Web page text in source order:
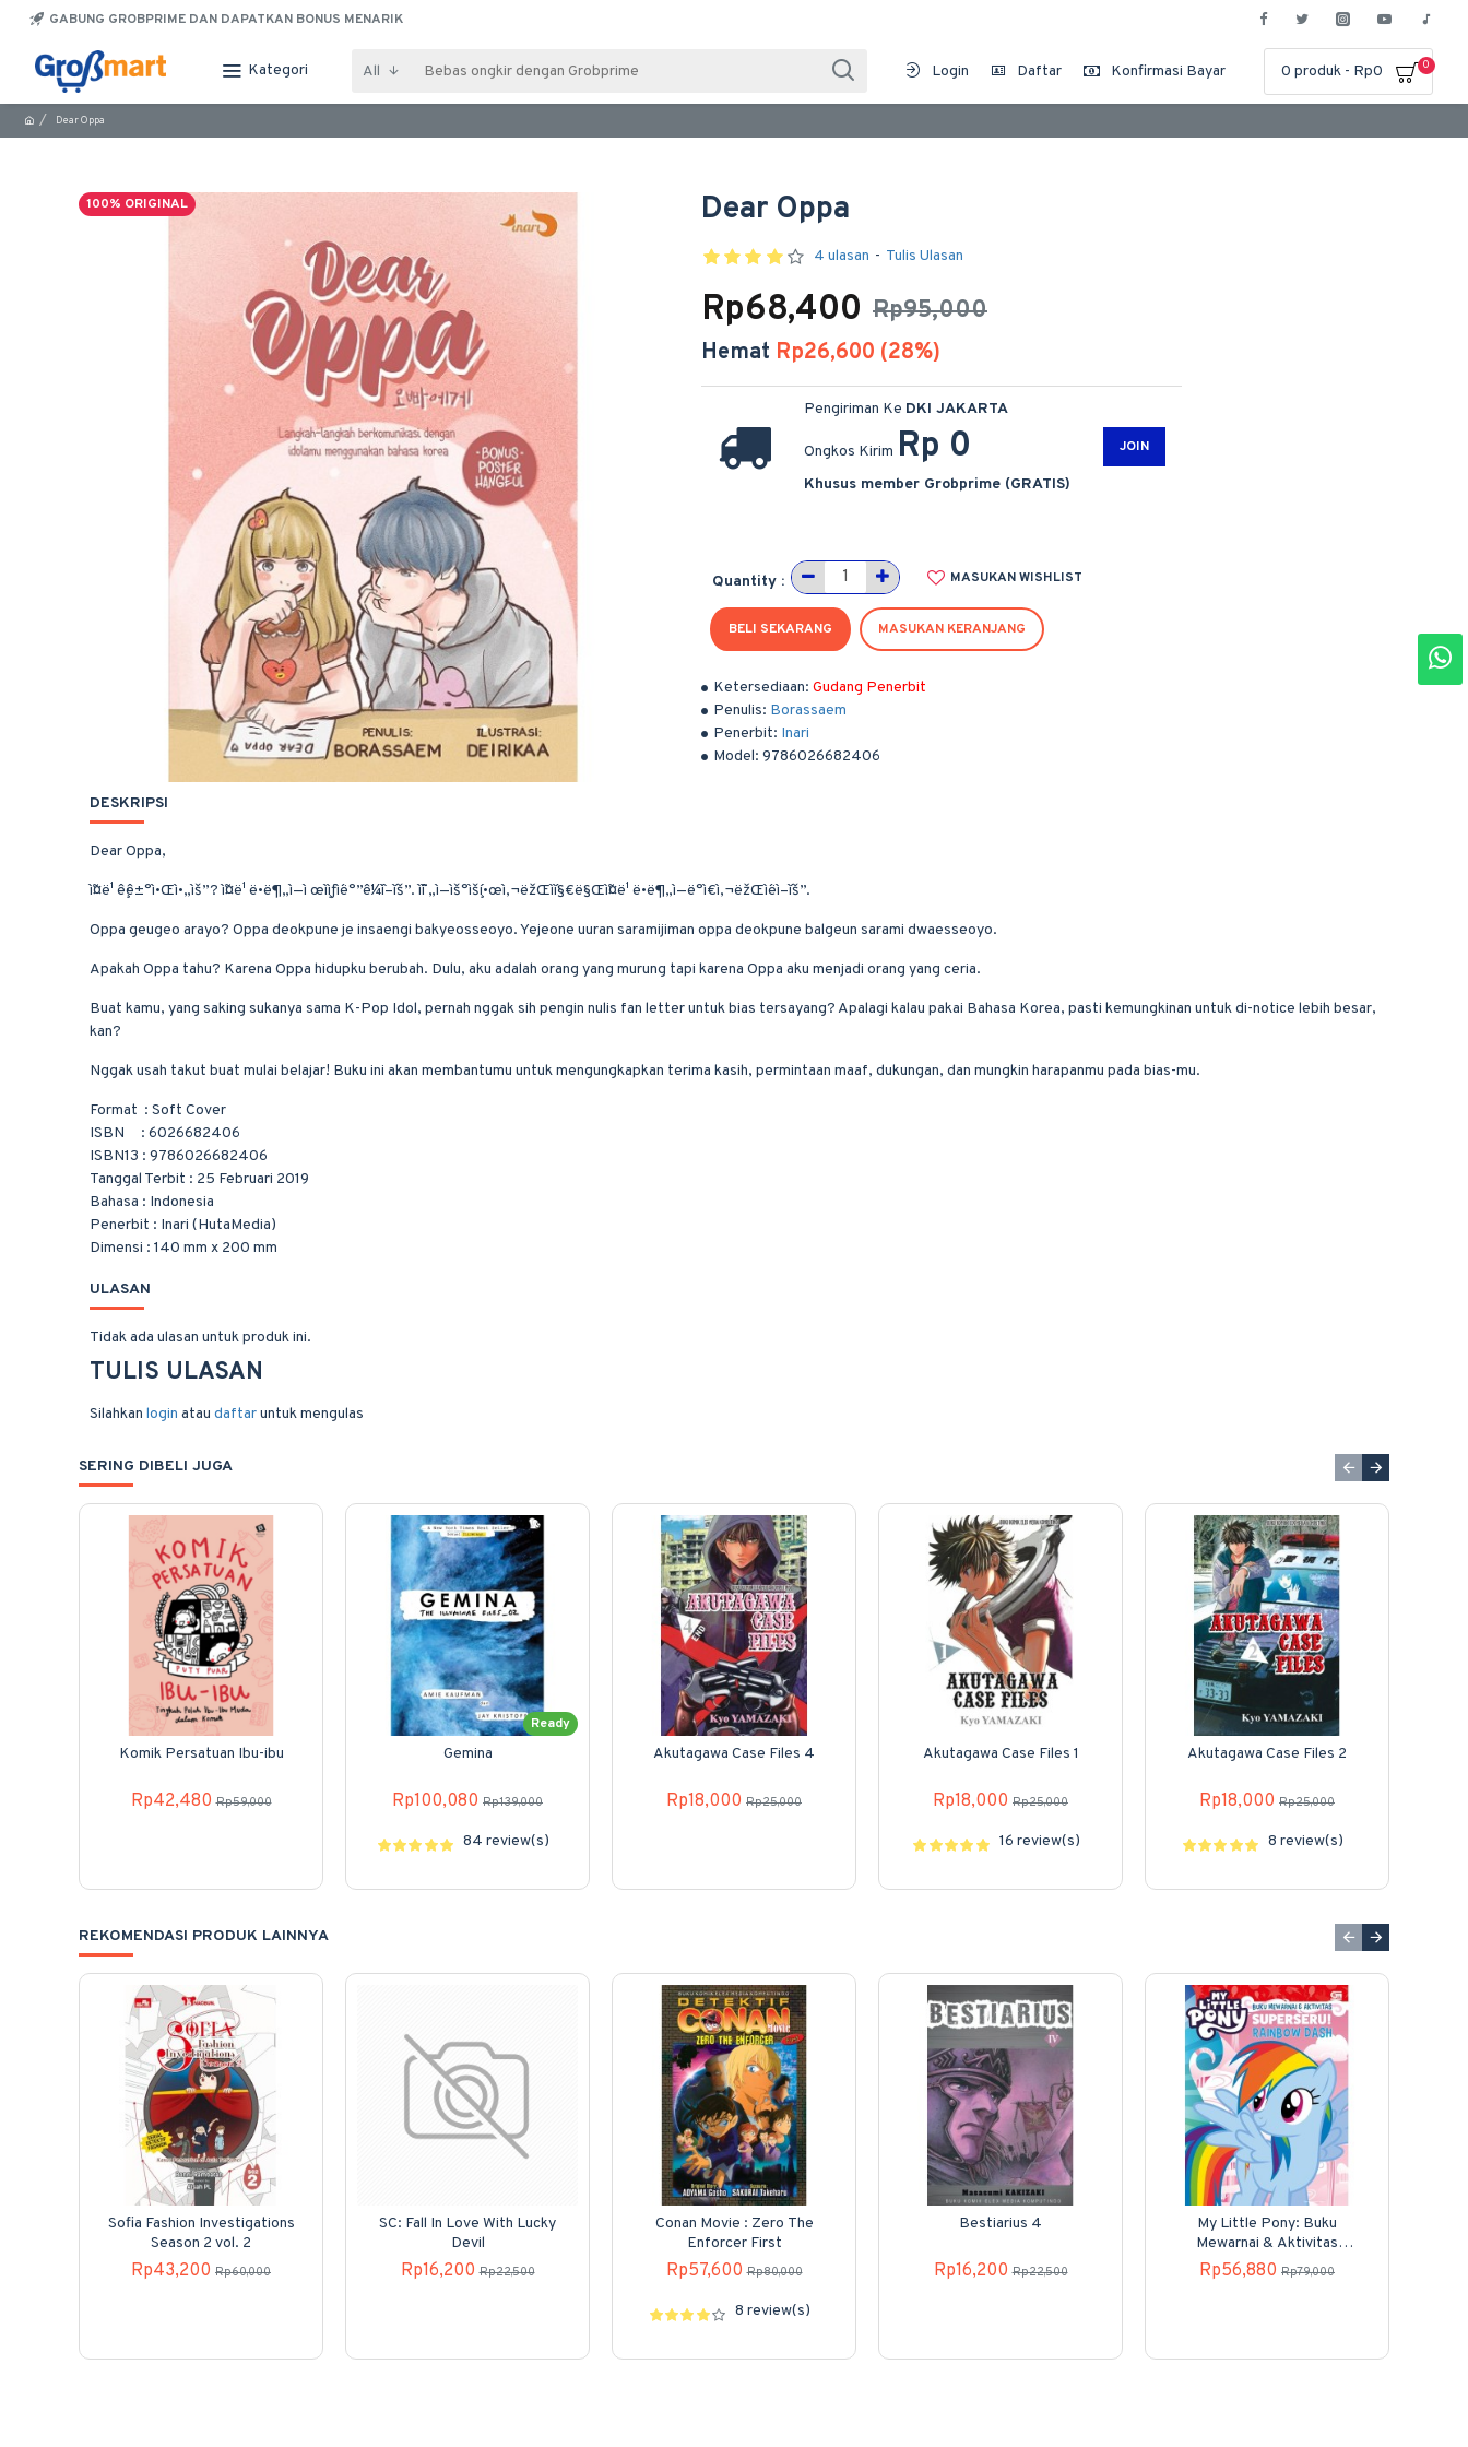
GABUNG GROBPRIME DAN DAPATKAN BONUS MENARIK
Kategori All Login Daftar Konfirmasi Bayar 0 produk - Rp0 0
Dear Oppa
100% ORIGINAL Dear Oppa
Ketersediaan: Gudang Penerbit
Penulis: Borassaem
Penerbit: Inari
Model: 9786026682406
4 ulasan - Tulis Ulasan
Rp95,000
Rp68,400
Hemat Rp26,600 (28%)
Pengiriman Ke DKI JAKARTA
Ongkos Kirim Rp 0
Khusus member Grobprime (GRATIS)
JOIN
Quantity : MASUKAN WISHLIST
BELI SEKARANG MASUKAN KERANJANG
DESKRIPSI
Dear Oppa,
ì˜¤ë¹ ê·¸ê±°ì•Œì•„ìš”? ì˜¤ë¹ ë•ë¶„ì—ì œì¸ìƒì´ë°”ê¼ˆì–´ìš”. ì˜ˆì „ì—ìš°ìš¸í•œì‚¬ëžŒì´ì§€ë§Œì˜¤ë¹ ë•ë¶„ì—ë°ì€ì‚¬ëžŒì´ëì–´ìš”.
Oppa geugeo arayo? Oppa deokpune je insaengi bakyeosseoyo. Yejeone uuran saramijiman oppa deokpune balgeun sarami dwaesseoyo.
Apakah Oppa tahu? Karena Oppa hidupku berubah. Dulu, aku adalah orang yang murung tapi karena Oppa aku menjadi orang yang ceria.
Buat kamu, yang saking sukanya sama K-Pop Idol, pernah nggak sih pengin nulis fan letter untuk bias tersayang? Apalagi kalau pakai Bahasa Korea, pasti kemungkinan untuk di-notice lebih besar,
kan?
Nggak usah takut buat mulai belajar! Buku ini akan membantumu untuk mengungkapkan terima kasih, permintaan maaf, dukungan, dan mungkin harapanmu pada bias-mu.
Format : Soft Cover
ISBN
: 6026682406
ISBN13 : 9786026682406
Tanggal Terbit : 25 Februari 2019
Bahasa : Indonesia
Penerbit : Inari (HutaMedia)
Dimensi : 140 mm x 200 mm
ULASAN
Tidak ada ulasan untuk produk ini.
TULIS ULASAN
Silahkan login atau daftaruntuk mengulas
SERING DIBELI JUGA
Komik Persatuan Ibu-ibu
Rp42,480 Rp59,000
Ready
Gemina
Rp100,080 Rp139,000
84 review(s)
Akutagawa Case Files 4
Rp18,000 Rp25,000
Akutagawa Case Files 1
Rp18,000 Rp25,000
16 review(s)
Akutagawa Case Files 2
Rp18,000 Rp25,000
8 review(s)
REKOMENDASI PRODUK LAINNYA
Sofia Fashion Investigations
Season 2 vol. 2
Rp43,200 Rp60,000
SC: Fall In Love With Lucky
Devil
Rp16,200 Rp22,500
Conan Movie : Zero The
Enforcer First
Rp57,600 Rp80,000
8 review(s)
Bestiarius 4
Rp16,200 Rp22,500
My Little Pony: Buku
Mewarnai & Aktivitas
Superseru! Rainbow Dash
Rp56,880 Rp79,000